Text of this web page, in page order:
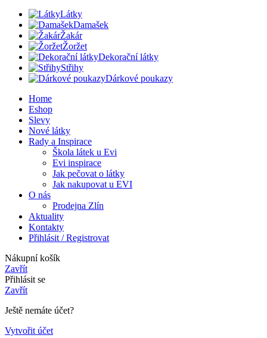
Látky
Damašek
Žakár
Žoržet
Dekorační látky
Střihy
Dárkové poukazy
Home
Eshop
Slevy
Nové látky
Rady a Inspirace
Škola látek u Evi
Evi inspirace
Jak pečovat o látky
Jak nakupovat u EVI
O nás
Prodejna Zlín
Aktuality
Kontakty
Přihlásit / Registrovat
Nákupní košík
Zavřít
Přihlásit se
Zavřít
Ještě nemáte účet?
Vytvořit účet